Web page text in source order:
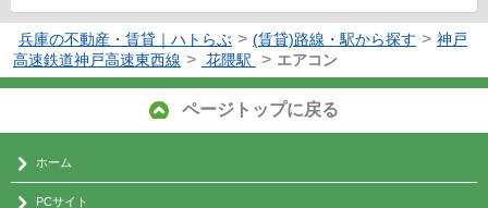
兵庫の不動産・賃貸｜ハトらぶ > (賃貸)路線・駅から探す > 神戸
高速鉄道神戸高速東西線 > 花隈駅 > エアコン
ページトップに戻る
ホーム
PCサイト